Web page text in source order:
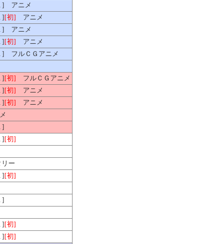
] アニメ
][初] アニメ
] アニメ
][初] アニメ
] フルＣＧアニメ
][初] フルＣＧアニメ
][初] アニメ
][初] アニメ
]
][初]
ー
][初]
]
][初]
][初]